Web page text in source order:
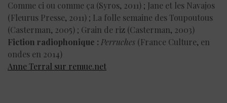
Comme ci ou comme ça (Syros, 2011) ; Jane et les Navajos
(Fleurus Presse, 2011) ; La folle semaine des Toupoutous
(Casterman, 2005) ; Grain de riz (Casterman, 2003)
Fiction radiophonique : Perruches (France Culture, en
ondes en 2014)
Anne Terral sur remue.net